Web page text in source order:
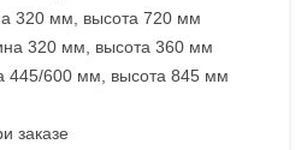
320 мм, высота 720 мм
320 мм, высота 360 мм
445/600 мм, высота 845 мм
заказе